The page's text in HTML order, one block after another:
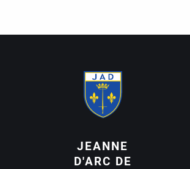
JEANNE
D'ARC DE